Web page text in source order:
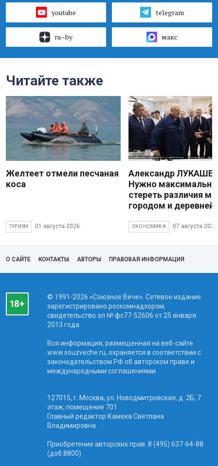
youtube telegram
ru–by макс
Читайте также
Желтеет отмели песчаная
коса
ТУРИЗМ 01 августа 2026
Александр
Нужно максимально
стереть различия
городом и деревней
ЭКОНОМИКА 07 августа 2026
О САЙТЕ КОНТАКТЫ АВТОРЫ ПРАВОВАЯ ИНФОРМАЦИЯ
© 1991-2026 «Союзное Вече». Сетевое издание
зарегистрировано роскомнадзором,
свидетельство эл № фc77-52606 от 25 января
2013 года.
Вся информация, размещенная на веб-сайте
www.souzveche.ru, охраняется в соответствии с
законодательством РФ об авторском праве и
международными соглашениями.
127015, г. Москва, ул. Новодмитровская, д. 2Б, 7
этаж, помещение 701
Главный редактор Камека Светлана
Владимировна
Приобретение авторских прав: 8 (495) 637-64-88
(доб.8800)